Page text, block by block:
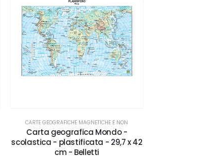
CARTE GEOGRAFICHE MAGNETICHE E NON
Carta geografica Mondo -
scolastica - plastificata - 29,7 x 42
cm - Belletti